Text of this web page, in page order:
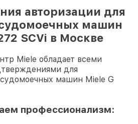
авторизации для
машин
SCVi в Москве
Miele обладает всеми
для
машин Miele G
профессионализм: